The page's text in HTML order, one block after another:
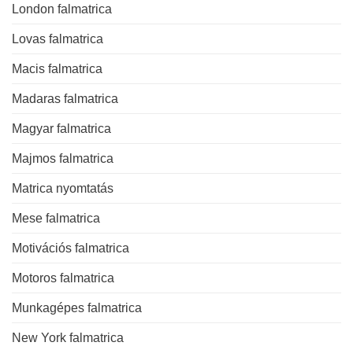
London falmatrica
Lovas falmatrica
Macis falmatrica
Madaras falmatrica
Magyar falmatrica
Majmos falmatrica
Matrica nyomtatás
Mese falmatrica
Motivációs falmatrica
Motoros falmatrica
Munkagépes falmatrica
New York falmatrica